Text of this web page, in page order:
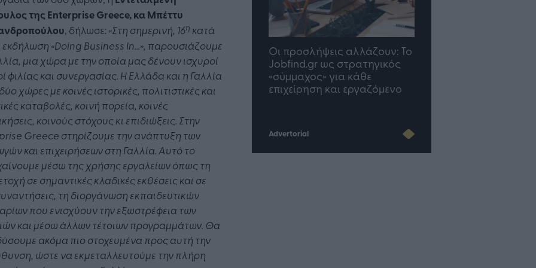
της Enterprise Greece, κα Μπέττυ
, δήλωσε: «Στη σημερινή, 16η κατά
εκδήλωση «Doing Business In…», παρουσιάζουμε
μια χώρα με την οποία μας δένουν ισχυροί
φιλίας και συνεργασίας. Η Ελλάδα και η Γαλλία
χώρες με κοινές ιστορικές, πολιτιστικές και
καταβολές, κοινή πορεία, κοινές
κοινούς στόχους κι επιδιώξεις. Στην
Greece στηρίζουμε την ανάπτυξη των
και επιχειρήσεων στη Γαλλία. Αυτό το
μέσω της χρήσης εργαλείων όπως τη
σε σημαντικές κλαδικές εκθέσεις και σε
τη διοργάνωση εκπαιδευτικών
που ενισχύουν την εξωστρέφεια των
και μέσω άλλων τέτοιων προγραμμάτων. Θα
ακόμα πιο στοχευμένα προς αυτή την
ώστε να εκμεταλλευτούμε την πλήρη
Νοημοσύνη: το νέο
σύστημα της
Οι προσλήψεις αλλάζουν: To
Jobfind.gr ως στρατηγικός
«σύμμαχος» για κάθε
επιχείρηση και εργαζόμενο
TP Greece: Πώς
διαμορφώνεται το μέλλον
του Insurance στην εποχή
του AI
Advertorial